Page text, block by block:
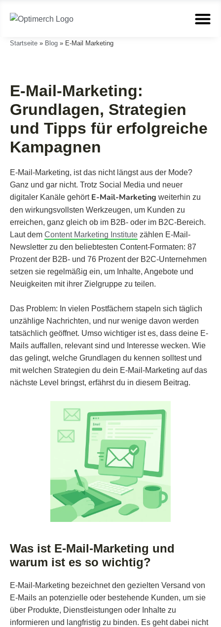
Startseite » Blog » E-Mail Marketing
E-Mail-Marketing:
Grundlagen, Strategien
und Tipps für erfolgreiche
Kampagnen
E-Mail-Marketing, ist das nicht längst aus der Mode?
Ganz und gar nicht. Trotz Social Media und neuer
digitaler Kanäle gehört E-Mail-Marketing weiterhin zu
den wirkungsvollsten Werkzeugen, um Kunden zu
erreichen, ganz gleich ob im B2B- oder im B2C-Bereich.
Laut dem Content Marketing Institute zählen E-Mail-
Newsletter zu den beliebtesten Content-Formaten: 87
Prozent der B2B- und 76 Prozent der B2C-Unternehmen
setzen sie regelmäßig ein, um Inhalte, Angebote und
Neuigkeiten mit ihrer Zielgruppe zu teilen.
Das Problem: In vielen Postfächern stapeln sich täglich
unzählige Nachrichten, und nur wenige davon werden
tatsächlich geöffnet. Umso wichtiger ist es, dass deine E-
Mails auffallen, relevant sind und Interesse wecken. Wie
das gelingt, welche Grundlagen du kennen solltest und
mit welchen Strategien du dein E-Mail-Marketing auf das
nächste Level bringst, erfährst du in diesem Beitrag.
Was ist E-Mail-Marketing und
warum ist es so wichtig?
E-Mail-Marketing bezeichnet den gezielten Versand von
E-Mails an potenzielle oder bestehende Kunden, um sie
über Produkte, Dienstleistungen oder Inhalte zu
informieren und langfristig zu binden. Es geht dabei nicht